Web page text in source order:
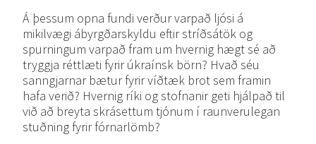
Á þessum opna fundi verður varpað ljósi á
mikilvægi ábyrgðarskyldu eftir stríðsátök og
spurningum varpað fram um hvernig hægt sé að
tryggja réttlæti fyrir úkraínsk börn? Hvað séu
sanngjarnar bætur fyrir víðtæk brot sem framin
hafa verið? Hvernig ríki og stofnanir geti hjálpað til
við að breyta skrásettum tjónum í raunverulegan
stuðning fyrir fórnarlömb?